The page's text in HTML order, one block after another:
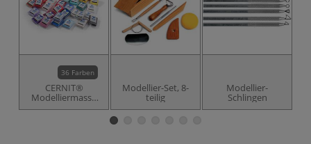
36 Farben
CERNIT®
Modelliermasse
N° 1
Modellier-Set, 8-
teilig
Modellier-
Schlingen